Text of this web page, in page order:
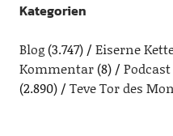
Kategorien
Blog(3.747) Eiserne
Kommentar(8) Podcast
(2.890)
Teve Tor des